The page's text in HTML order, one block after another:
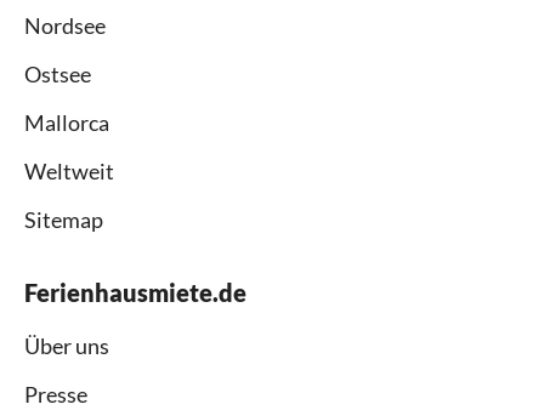
Nordsee
Ostsee
Mallorca
Weltweit
Sitemap
Ferienhausmiete.de
Über uns
Presse